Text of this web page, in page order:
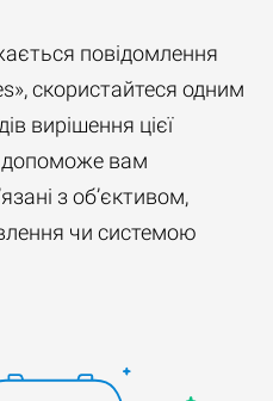
повідомлення
скористайтеся одним
вирішення цієї
допоможе вам
з об’єктивом,
чи системою